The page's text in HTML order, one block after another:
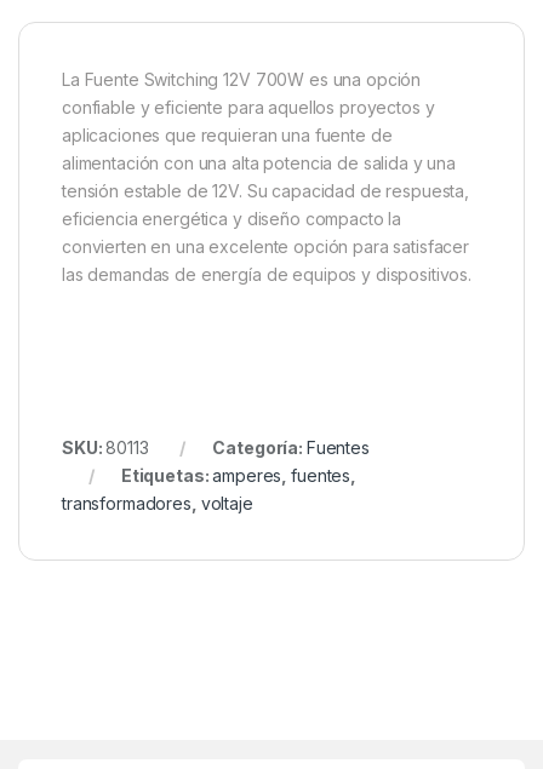
La Fuente Switching 12V 700W es una opción
confiable y eficiente para aquellos proyectos y
aplicaciones que requieran una fuente de
alimentación con una alta potencia de salida y una
tensión estable de 12V. Su capacidad de respuesta,
eficiencia energética y diseño compacto la
convierten en una excelente opción para satisfacer
las demandas de energía de equipos y dispositivos.
SKU:80113 Categoría: Fuentes
Etiquetas:amperes ,fuentes
transformadores voltaje